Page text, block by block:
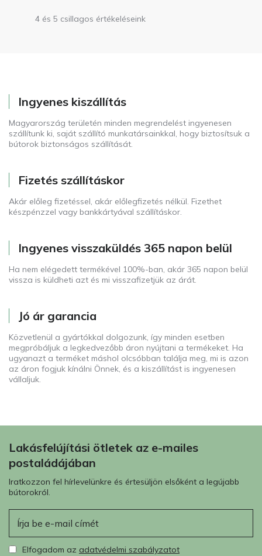
4 és 5 csillagos értékeléseink
Ingyenes kiszállítás
Magyarország területén minden megrendelést ingyenesen
szállítunk ki, saját szállító munkatársainkkal, hogy biztosítsuk a
bútorok biztonságos szállítását.
Fizetés szállításkor
Akár előleg fizetéssel, akár előlegfizetés nélkül. Fizethet
készpénzzel vagy bankkártyával szállításkor.
Ingyenes visszaküldés 365 napon belül
Ha nem elégedett termékével 100%-ban, akár 365 napon belül
vissza is küldheti azt és mi visszafizetjük az árát.
Jó ár garancia
Közvetlenül a gyártókkal dolgozunk, így minden esetben
megpróbáljuk a legkedvezőbb áron nyújtani a termékeket. Ha
ugyanazt a terméket máshol olcsóbban találja meg, mi is azon
az áron fogjuk kínálni Önnek, és a kiszállítást is ingyenesen
vállaljuk.
Lakásfelújítási ötletek az e-mailes
postaládájában
Iratkozzon fel hírlevelünkre és értesüljön elsőként a legújabb
bútorokról.
Elfogadom az adatvédelmi szabályzatot